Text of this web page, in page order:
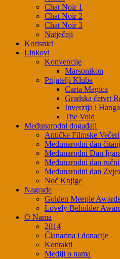
Chat Noir 1
Chat Noir 2
Chat Noir 3
Natječaji
Korisnici
Linkovi
Konvencije
Marsonikon
Prijatelji Kluba
Carta Magica
Gradska četvrt
Inverzija i
The Void
Međunarodni događaji
Antičke Filmske Večeri
Međunarodni dan
Međunarodni Dan
Međunarodni dan
Međunarodni dan
Noć Knjige
Nagrade
Golden Meeple Awards
Lovely Beholder
O Nama
2014
Članarina i donacije
Kontakti
Mediji o nama